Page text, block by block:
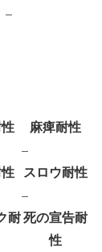
–
麻痺耐性
–
スロウ耐性
–
耐死の宣告耐
性